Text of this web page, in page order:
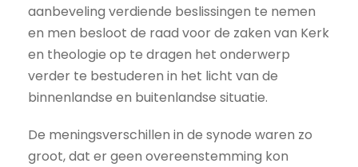
aanbeveling verdiende beslissingen te nemen
en men besloot de raad voor de zaken van Kerk
en theologie op te dragen het onderwerp
verder te bestuderen in het licht van de
binnenlandse en buitenlandse situatie.
De meningsverschillen in de synode waren zo
groot, dat er geen overeenstemming kon